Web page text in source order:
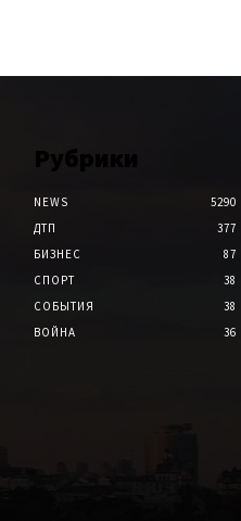
Рубрики
NEWS
5290
ДТП
377
БИЗНЕС
87
СПОРТ
38
СОБЫТИЯ
38
ВОЙНА
36